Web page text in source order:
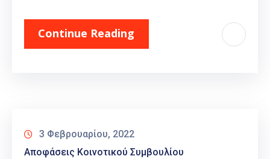
Continue Reading
3 Φεβρουαρίου, 2022
Αποφάσεις Κοινοτικού Συμβουλίου